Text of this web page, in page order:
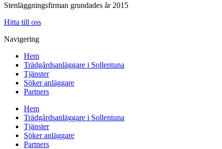
Stenläggningsfirman grundades år 2015
Hitta till oss
Navigering
Hem
Trädgårdsanläggare i Sollentuna
Tjänster
Söker anläggare
Partners
Hem
Trädgårdsanläggare i Sollentuna
Tjänster
Söker anläggare
Partners